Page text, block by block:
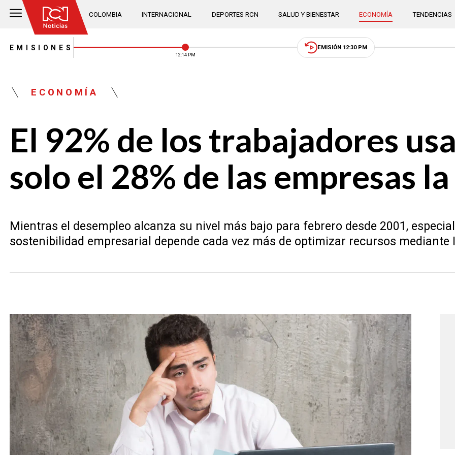
COLOMBIA INTERNACIONAL DEPORTES RCN SALUD Y BIENESTAR ECONOMÍA TENDENCIAS
EMISIONES
12:14 PM
EMISIÓN 12:30 PM
ECONOMÍA
El 92% de los trabajadores
solo el 28% de las empresas
Mientras el desempleo alcanza su nivel más bajo para febrero desde 2001,
sostenibilidad empresarial depende cada vez más de optimizar recursos mediante